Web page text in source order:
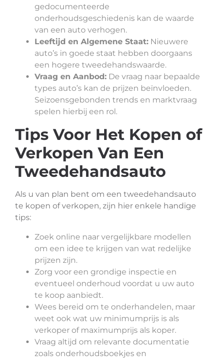
gedocumenteerde
onderhoudsgeschiedenis kan de waarde
van een auto verhogen.
Leeftijd en Algemene Staat: Nieuwere
auto’s in goede staat hebben doorgaans
een hogere tweedehandswaarde.
Vraag en Aanbod: De vraag naar bepaalde
types auto’s kan de prijzen beïnvloeden.
Seizoensgebonden trends en marktvraag
spelen hierbij een rol.
Tips Voor Het Kopen of
Verkopen Van Een
Tweedehandsauto
Als u van plan bent om een tweedehandsauto
te kopen of verkopen, zijn hier enkele handige
tips:
Zoek online naar vergelijkbare modellen
om een idee te krijgen van wat redelijke
prijzen zijn.
Zorg voor een grondige inspectie en
eventueel onderhoud voordat u uw auto
te koop aanbiedt.
Wees bereid om te onderhandelen, maar
weet ook wat uw minimumprijs is als
verkoper of maximumprijs als koper.
Vraag altijd om relevante documentatie
zoals onderhoudsboekjes en